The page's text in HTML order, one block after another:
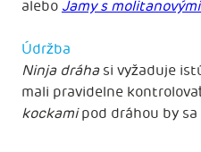
alebo Jamy s
Údržba
Ninja dráhasi vyžaduje
mali pravidelne
kockamipod dráhou by sa